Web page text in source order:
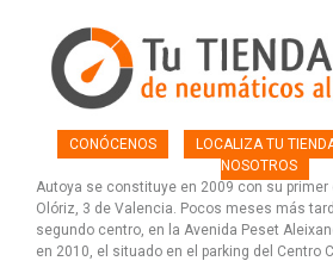
CONÓCENOS LOCALIZA TU
NOSOTROS
Autoya se constituye en 2009 con su
Olóriz, 3 de Valencia. Pocos meses más
segundo centro, en la Avenida Peset
en 2010, el situado en el parking del Centro